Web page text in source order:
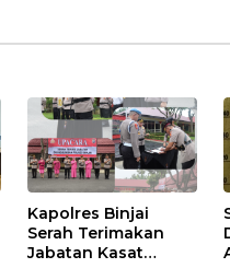
Kapolres Binjai
Serah Terimakan
Jabatan Kasat